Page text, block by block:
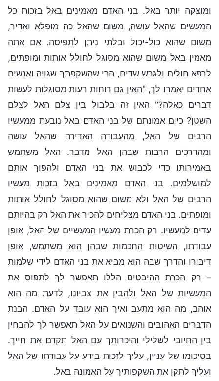
ומוצקה יותר באל. בני האדם מאמינים באל בזכות כל
המעשים שהאל עושה, משום שהאל כה מופלא ואדיר,
משום שהוא כול-יכול ובלתי ניתן לתפיסה. אם אתה
מאמין באל משום שהוא מסוגל לחולל אותות ומופתים,
לרפא חולים ולגרש שדים, הרי שהשקפתך שגויה ואנשים
אחדים יאמרו לך, "האין גם רוחות רעות מסוגלות לעשות
דברים כאלה?" האין זה בלבול בין צלם האל לצלם
השטן? כיום אמונתם של בני האדם באל נובעת ממעשיו
הרבים של האל, מהעבודה האדירה שהאל עושה
ומהדרכים הרבות שבהן האל מדבר. האל משתמש
באמירותו כדי לכבוש את בני האדם ולהפוך אותם
למושלמים. בני האדם מאמינים באל בזכות מעשיו
הרבים של האל ולא משום שהוא מסוגל לחולל אותות
ומופתים. בני האדם מצליחים להכיר את האל רק בהיותם
עדים למעשיו. רק הכרת מעשיו המעשיים של האל, אופן
עבודתו, השיטות החכמות שבהן הוא משתמש, אופן
דיבורו והדרך שבה הוא מביא את בני האדם לידי שלמות
– רק הכרת ההיבטים הללו תאפשר לך לתפוס את
המעשיות של האל ולהבין את צביונו, לדעת מה הוא
אוהב, מה הוא מתעב ואיך הוא עובד על האדם. הבנת
הדברים האהובים והשנואים על האל תאפשר לך להבחין
בין החיובי לשלילי והיכרותך עם האל תקדם את חייך.
בסיכומו של עניין, עליך לזכות בידע על עבודתו של האל
ועליך לתקן את השקפותיך על האמונה באל.